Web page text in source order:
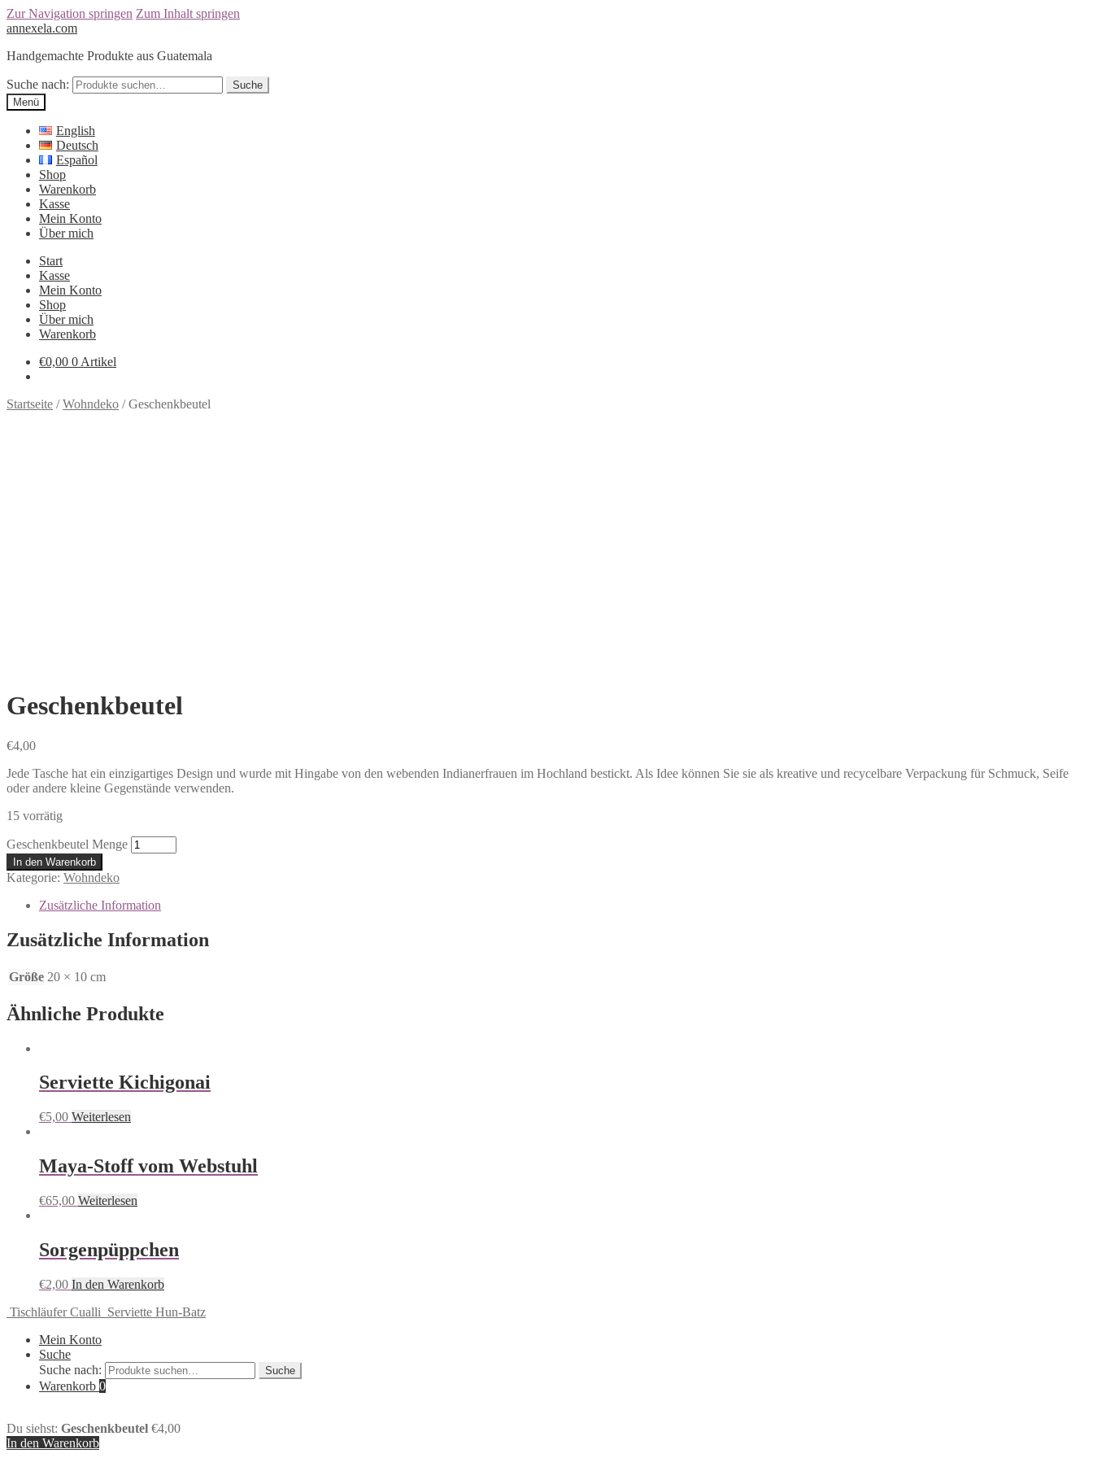
Zur Navigation springen Zum Inhalt springen
annexela.com
Handgemachte Produkte aus Guatemala
Suche nach:
Suche
Menü
English
Deutsch
Español
Shop
Warenkorb
Kasse
Mein Konto
Über mich
Start
Kasse
Mein Konto
Shop
Über mich
Warenkorb
€0,00 0 Artikel
Startseite /Wohndeko /Geschenkbeutel
Geschenkbeutel
€4,00
Jede Tasche hat ein einzigartiges Design und wurde mit Hingabe von den webenden Indianerfrauen im Hochland bestickt. Als Idee können Sie sie als kreative und recycelbare Verpackung für Schmuck, Seife
oder andere kleine Gegenstände verwenden.
15 vorrätig
Geschenkbeutel Menge
In den Warenkorb
Kategorie: Wohndeko
Zusätzliche Information
Zusätzliche Information
Größe 20 × 10 cm
Ähnliche Produkte
Serviette Kichigonai
€5,00 Weiterlesen
Maya-Stoff vom Webstuhl
€65,00 Weiterlesen
Sorgenpüppchen
€2,00 In den Warenkorb
Tischläufer Cualli Serviette Hun-Batz
Mein Konto
Suche
Suche nach:
Suche
Warenkorb 0
Du siehst: Geschenkbeutel €4,00
In den Warenkorb